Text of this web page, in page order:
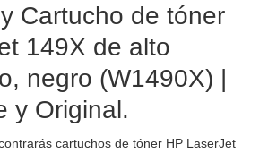
Cartucho de tóner
149X de alto
negro (W1490X) |
y Original.
cartuchos de tóner HP LaserJet